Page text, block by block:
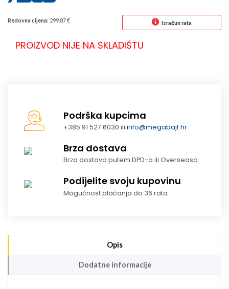
Redovna cijena: 299.87 € Izračun rata
PROIZVOD NIJE NA SKLADIŠTU
Podrška kupcima
+385 91 527 6030 iliinfo@megabajt.hr
Brza dostava
Brza dostava putem DPD-a ili Overseasa
Podijelite svoju kupovinu
Mogućnost plaćanja do 36 rata
Opis
Dodatne informacije